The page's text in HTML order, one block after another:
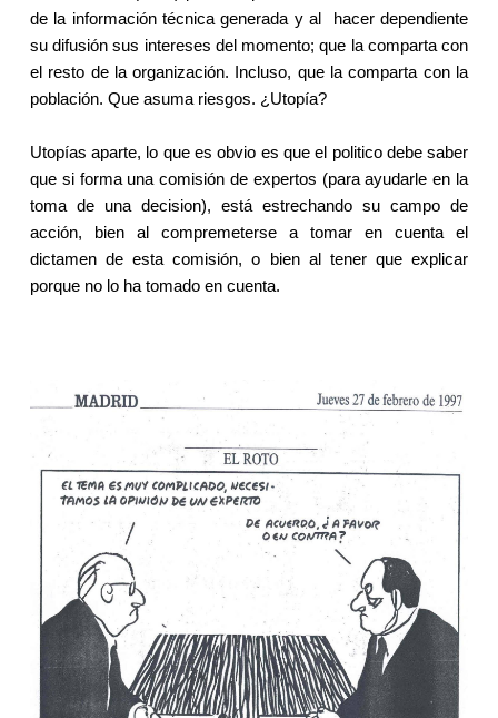
de la información técnica generada y al hacer dependiente
su difusión sus intereses del momento; que la comparta con
el resto de la organización. Incluso, que la comparta con la
población. Que asuma riesgos. ¿Utopía?
Utopías aparte, lo que es obvio es que el politico debe saber
que si forma una comisión de expertos (para ayudarle en la
toma de una decision), está estrechando su campo de
acción, bien al compremeterse a tomar en cuenta el
dictamen de esta comisión, o bien al tener que explicar
porque no lo ha tomado en cuenta.